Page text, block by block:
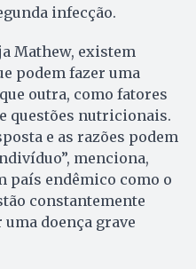
infecção.
Mathew, existem
podem fazer uma
outra, como fatores
questões nutricionais.
e as razões podem
menciona,
país endêmico como o
constantemente
uma doença grave